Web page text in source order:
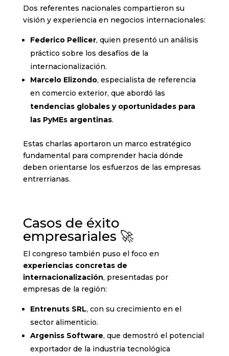
Dos referentes nacionales compartieron su
visión y experiencia en negocios internacionales:
Federico Pellicer, quien presentó un análisis
práctico sobre los desafíos de la
internacionalización.
Marcelo Elizondo, especialista de referencia
en comercio exterior, que abordó las
tendencias globales y oportunidades para
las PyMEs argentinas.
Estas charlas aportaron un marco estratégico
fundamental para comprender hacia dónde
deben orientarse los esfuerzos de las empresas
entrerrianas.
Casos de éxito
empresariales 🚀
El congreso también puso el foco en
experiencias concretas de
internacionalización, presentadas por
empresas de la región:
Entrenuts SRL, con su crecimiento en el
sector alimenticio.
Argeniss Software, que demostró el potencial
exportador de la industria tecnológica